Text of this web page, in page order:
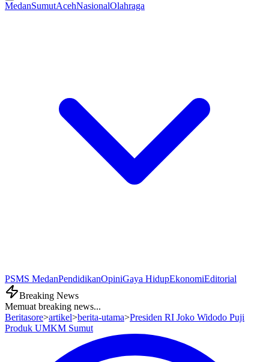
MedanSumutAcehNasionalOlahraga
PSMS MedanPendidikanOpiniGaya HidupEkonomiEditorial
Breaking News
Memuat breaking news...
Beritasore>artikel>berita-utama>Presiden RI Joko Widodo Puji
Produk UMKM Sumut